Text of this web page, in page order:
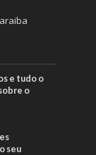
e tudo o
o
seu